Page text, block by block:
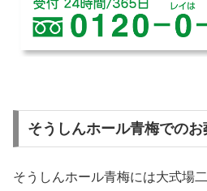
そうしんホール青梅でのお
そうしんホール青梅には大式場